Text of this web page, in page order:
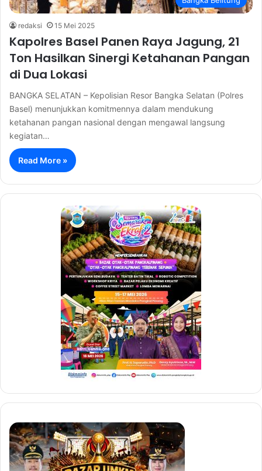
redaksi 15 Mei 2025
Kapolres Basel Panen Raya Jagung, 21
Ton Hasilkan Sinergi Ketahanan Pangan
di Dua Lokasi
BANGKA SELATAN – Kepolisian Resor Bangka Selatan (Polres
Basel) menunjukkan komitmennya dalam mendukung
ketahanan pangan nasional dengan mengawal langsung
kegiatan…
Read More »